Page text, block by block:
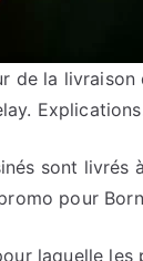
la livraison
sont livrés
pour
laquelle